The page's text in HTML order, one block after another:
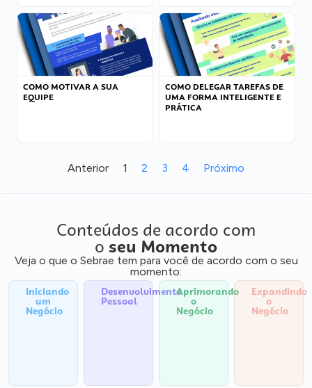
COMO MOTIVAR A SUA
EQUIPE
COMO DELEGAR TAREFAS DE
UMA FORMA INTELIGENTE E
PRÁTICA
Anterior 1 2 3 4 Próximo
Conteúdos de acordo com
o seu Momento
Veja o que o Sebrae tem para você de acordo com o seu
momento:
Iniciando
um
Negócio
Desenvolvimento
Pessoal
Aprimorando
o
Negócio
Expandindo
o
Negócio